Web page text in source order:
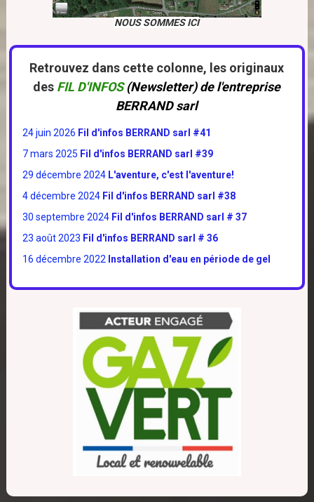
NOUS SOMMES ICI
Retrouvez dans cette colonne, les originaux
des FIL D'INFOS (Newsletter) de l'entreprise
BERRAND sarl
24 juin 2026 Fil d'infos BERRAND sarl #41
7 mars 2025 Fil d'infos BERRAND sarl #39
29 décembre 2024 L'aventure, c'est l'aventure!
4 décembre 2024 Fil d'infos BERRAND sarl #38
30 septembre 2024 Fil d'infos BERRAND sarl # 37
23 août 2023 Fil d'infos BERRAND sarl # 36
16 décembre 2022 Installation d'eau en période de gel